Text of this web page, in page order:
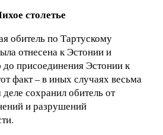
столетье
обитель по Тартускому
отнесена к Эстонии и
присоединения Эстонии к
факт – в иных случаях весьма
сохранил обитель от
и разрушений